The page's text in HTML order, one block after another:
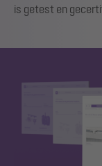
is getest en